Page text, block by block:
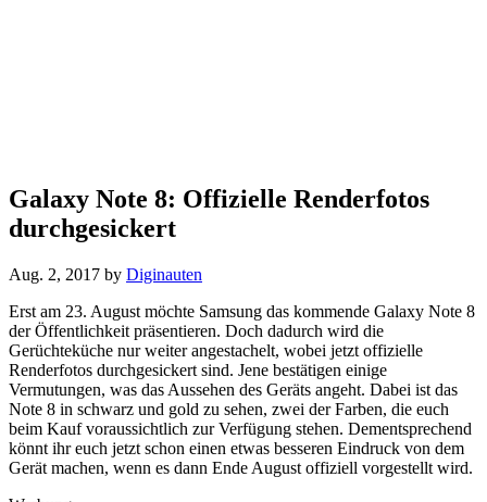
Galaxy Note 8: Offizielle Renderfotos
durchgesickert
Aug. 2, 2017 by Diginauten
Erst am 23. August möchte Samsung das kommende Galaxy Note 8
der Öffentlichkeit präsentieren. Doch dadurch wird die
Gerüchteküche nur weiter angestachelt, wobei jetzt offizielle
Renderfotos durchgesickert sind. Jene bestätigen einige
Vermutungen, was das Aussehen des Geräts angeht. Dabei ist das
Note 8 in schwarz und gold zu sehen, zwei der Farben, die euch
beim Kauf voraussichtlich zur Verfügung stehen. Dementsprechend
könnt ihr euch jetzt schon einen etwas besseren Eindruck von dem
Gerät machen, wenn es dann Ende August offiziell vorgestellt wird.